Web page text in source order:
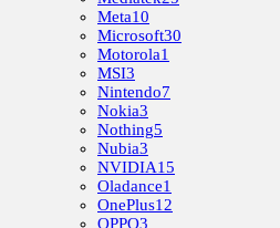
Meta10
Microsoft30
Motorola1
MSI3
Nintendo7
Nokia3
Nothing5
Nubia3
NVIDIA15
Oladance1
OnePlus12
OPPO3